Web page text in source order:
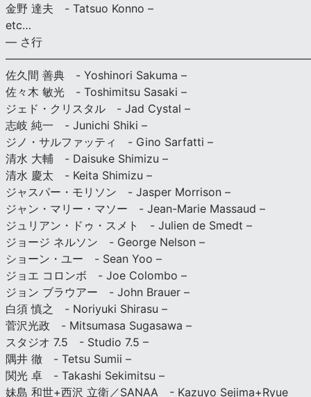
金野 達夫 - Tatsuo Konno –
etc…
— さ行
佐久間 善典 - Yoshinori Sakuma –
佐々木 敏光 - Toshimitsu Sasaki –
ジェド・クリスタル - Jad Cystal –
志岐 純一 - Junichi Shiki –
ジノ・サルファッティ - Gino Sarfatti –
清水 大輔 - Daisuke Shimizu –
清水 慶太 - Keita Shimizu –
ジャスパー・モリソン - Jasper Morrison –
ジャン・マリー・マソー - Jean-Marie Massaud –
ジュリアン・ドゥ・スメト - Julien de Smedt –
ジョージ ネルソン - George Nelson –
ショーン・ユー - Sean Yoo –
ジョエ コロンボ - Joe Colombo –
ジョン ブラウアー - John Brauer –
白須 慎之 - Noriyuki Shirasu –
菅沢光政 - Mitsumasa Sugasawa –
スタジオ 7.5 - Studio 7.5 –
隅井 徹 - Tetsu Sumii –
関光 卓 - Takashi Sekimitsu –
妹島 和世+西沢 立衛／SANAA - Kazuyo Sejima+Ryue